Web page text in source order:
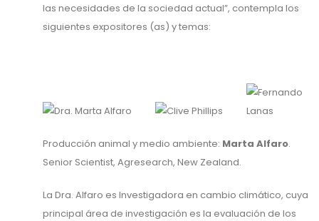
las necesidades de la sociedad actual”, contempla los
siguientes expositores (as) y temas:
Producción animal y medio ambiente: Marta Alfaro.
Senior Scientist, Agresearch, New Zealand.
La Dra. Alfaro es Investigadora en cambio climático, cuya
principal área de investigación es la evaluación de los